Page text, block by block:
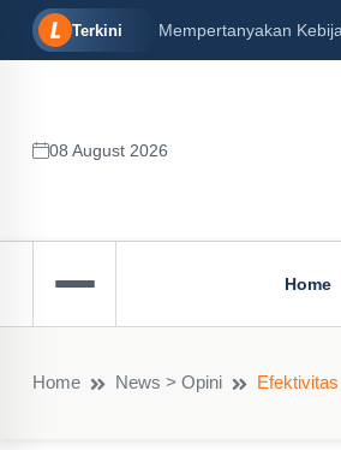
Terkini Mempertanyakan
08 August 2026
Home
Home News > Opini